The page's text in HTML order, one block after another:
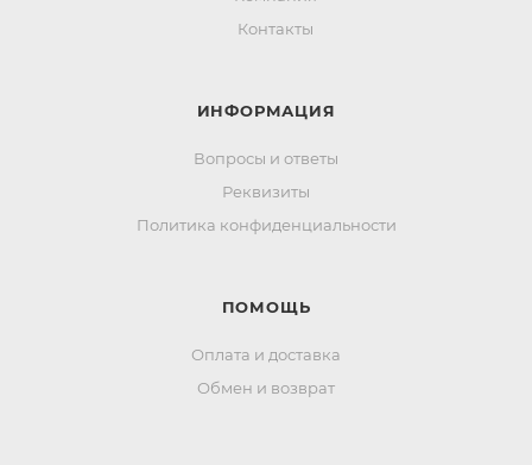
Контакты
ИНФОРМАЦИЯ
Вопросы и ответы
Реквизиты
Политика конфиденциальности
ПОМОЩЬ
Оплата и доставка
Обмен и возврат